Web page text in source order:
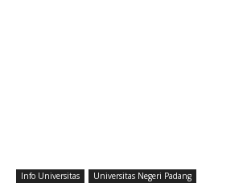
Info Universitas Universitas Negeri Padang